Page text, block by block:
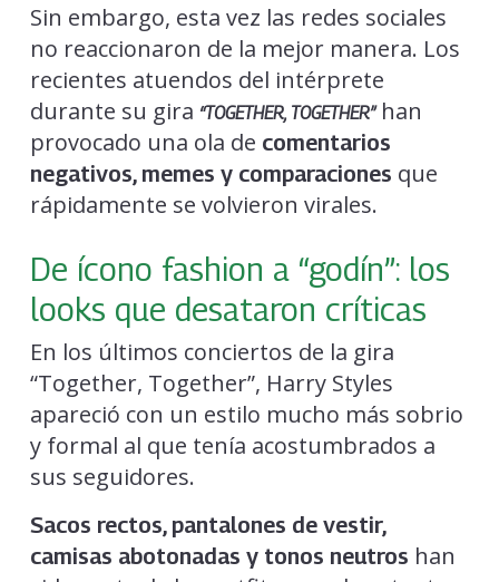
Sin embargo, esta vez las redes sociales
no reaccionaron de la mejor manera. Los
recientes atuendos del intérprete
durante su gira “TOGETHER, TOGETHER”han
provocado una ola de comentarios
negativos, memes y comparaciones que
rápidamente se volvieron virales.
De ícono fashion a “godín”: los
looks que desataron críticas
En los últimos conciertos de la gira
“Together, Together”, Harry Styles
apareció con un estilo mucho más sobrio
y formal al que tenía acostumbrados a
sus seguidores.
Sacos rectos, pantalones de vestir,
camisas abotonadas y tonos neutros han